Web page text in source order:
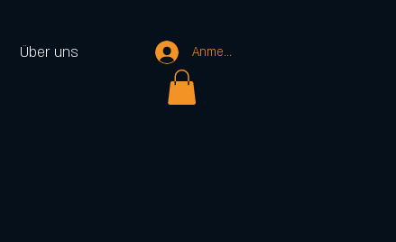
Über uns Anmelden